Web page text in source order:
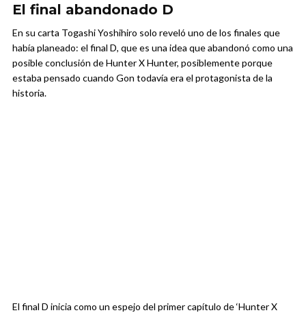
El final abandonado D
En su carta Togashi Yoshihiro solo reveló uno de los finales que
había planeado: el final D, que es una idea que abandonó como una
posible conclusión de Hunter X Hunter, posiblemente porque
estaba pensado cuando Gon todavía era el protagonista de la
historia.
El final D inicia como un espejo del primer capítulo de ‘Hunter X